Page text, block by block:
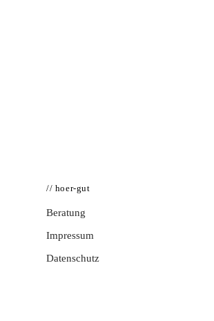
// hoer-gut
Beratung
Impressum
Datenschutz